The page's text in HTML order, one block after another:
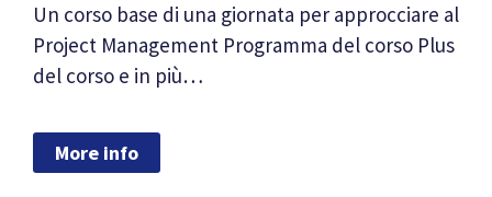
Un corso base di una giornata per approcciare al
Project Management Programma del corso Plus
del corso e in più…
More info